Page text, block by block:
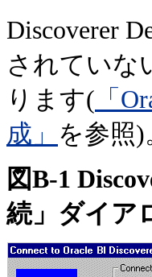
Discoverer
されていな
ります( 「
成」 を参照)
図B-1
続」ダイア